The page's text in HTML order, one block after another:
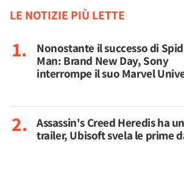
LE NOTIZIE PIÙ LETTE
Nonostante il successo di
Man: Brand New Day, Sony
interrompe il suo Marvel
Assassin's Creed Heredis ha un
trailer, Ubisoft svela le prime